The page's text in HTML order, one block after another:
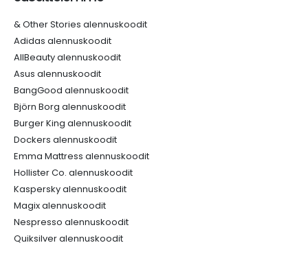
& Other Stories alennuskoodit
Adidas alennuskoodit
AllBeauty alennuskoodit
Asus alennuskoodit
BangGood alennuskoodit
Björn Borg alennuskoodit
Burger King alennuskoodit
Dockers alennuskoodit
Emma Mattress alennuskoodit
Hollister Co. alennuskoodit
Kaspersky alennuskoodit
Magix alennuskoodit
Nespresso alennuskoodit
Quiksilver alennuskoodit